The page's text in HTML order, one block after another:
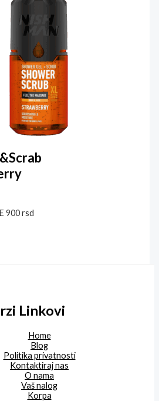
900rsd
Linkovi
Home
Blog
Politika privatnosti
Kontaktiraj nas
O nama
Vaš nalog
Korpa